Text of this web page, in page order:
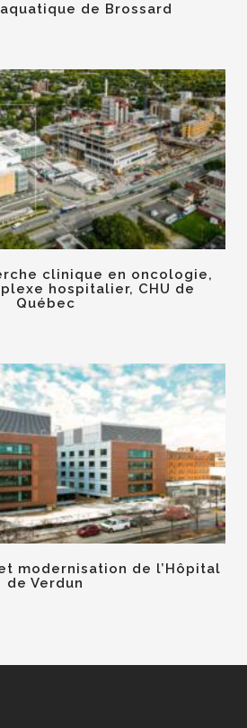
de Brossard
clinique en oncologie,
hospitalier, CHU de
Québec
modernisation de l’Hôpital
de Verdun